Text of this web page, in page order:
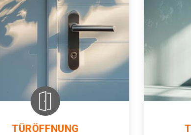
TÜRÖFFNUNG